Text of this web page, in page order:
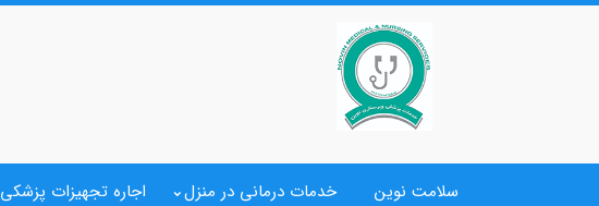
سلامت نوین خدمات درمانی در منزل اجاره تجهیزات پزشکی